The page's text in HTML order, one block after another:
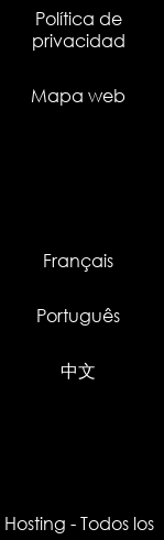
Política de
privacidad
Mapa web
Français
Português
中文
Hosting - Todos los